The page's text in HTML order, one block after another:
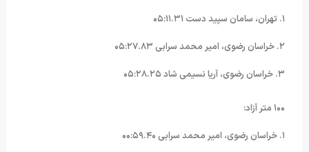
۲. خراسان رضوی، امیر محمد سرابی ۰۵:۲۷.۸۳
۳. خراسان رضوی، آریا نسیمی شاد ۰۵:۲۸.۲۵
۱۰۰ متر آزاد: